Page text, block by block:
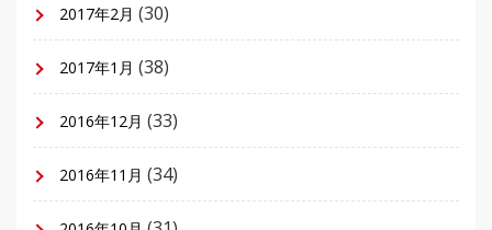
2017年2月 (30)
2017年1月 (38)
2016年12月 (33)
2016年11月 (34)